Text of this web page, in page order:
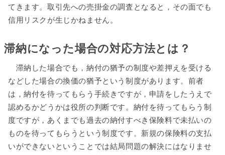
てきます。取引先への売掛金の調査となると，その面でも
信用リスクが生じかねません。
滞納になった場合の対応方法とは？
滞納した場合でも，納付の猶予の制度や差押えを受ける
などした場合の換価の猶予という制度があります。前者
は，納付を待ってもらう手続きですが，申請をしたうえで
認めるかどうかは役所の判断です。納付を待ってもらう制
度ですが，あくまでも過去の納付すべき保険料で未払いの
ものを待ってもらうという制度です。新規の保険料の支払
いができないということでは結局問題の解決にはなりませ